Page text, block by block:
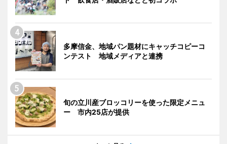
多摩信金、地域パン題材にキャッチコピーコ
ンテスト 地域メディアと連携
旬の立川産ブロッコリーを使った限定メニュ
ー 市内25店が提供